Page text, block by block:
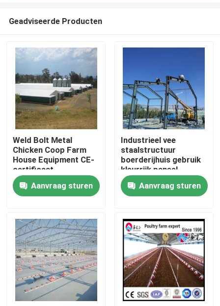
Producten
Over ons
Fabriekstocht
Geadviseerde Producten
Weld Bolt Metal
Chicken Coop Farm
House Equipment CE-
certificaat
Aanvraag sturen
Industrieel vee
staalstructuur
boerderijhuis gebruik
kleurrijk paneel
Aanvraag sturen